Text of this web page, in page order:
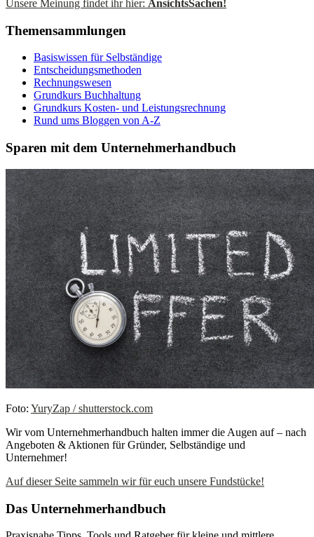
Unsere Meinung findet ihr hier: AnsichtsSachen!
Themensammlungen
Basiswissen für Selbständige
Entscheidungsmethoden
Rechnungswesen
Grundkurs Buchhaltung
Grundkurs Kosten- und Leistungsrechnung
Rund ums Bloggen von A-Z
Sparen mit dem Unternehmerhandbuch
Foto: YuryZap / shutterstock.com
Wir vom Unternehmerhandbuch halten immer die Augen auf – nach
Angeboten & Aktionen für Gründer, Selbständige und
Unternehmer!
Auf dieser Seite sammeln wir für euch unsere Fundstücke!
Das Unternehmerhandbuch